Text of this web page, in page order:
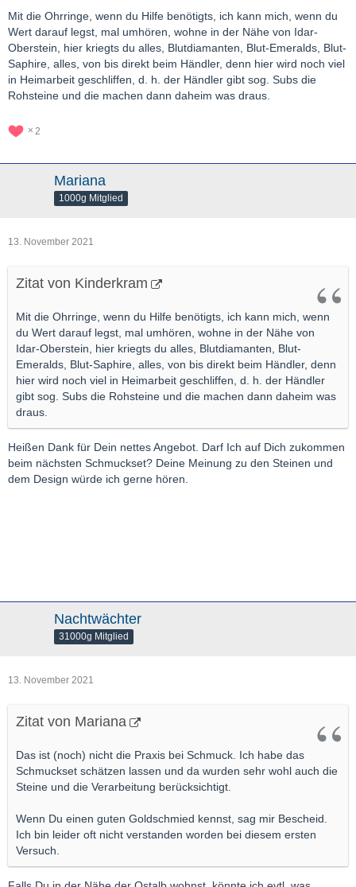
Mit die Ohrringe, wenn du Hilfe benötigts, ich kann mich, wenn du
Wert darauf legst, mal umhören, wohne in der Nähe von Idar-
Oberstein, hier kriegts du alles, Blutdiamanten, Blut-Emeralds, Blut-
Saphire, alles, von bis direkt beim Händler, denn hier wird noch viel
in Heimarbeit geschliffen, d. h. der Händler gibt sog. Subs die
Rohsteine und die machen dann daheim was draus.
2
Mariana
1000g Mitglied
13. November 2021
Zitat von Kinderkram
Mit die Ohrringe, wenn du Hilfe benötigts, ich kann mich, wenn
du Wert darauf legst, mal umhören, wohne in der Nähe von
Idar-Oberstein, hier kriegts du alles, Blutdiamanten, Blut-
Emeralds, Blut-Saphire, alles, von bis direkt beim Händler, denn
hier wird noch viel in Heimarbeit geschliffen, d. h. der Händler
gibt sog. Subs die Rohsteine und die machen dann daheim was
draus.
Heißen Dank für Dein nettes Angebot. Darf Ich auf Dich zukommen
beim nächsten Schmuckset? Deine Meinung zu den Steinen und
dem Design würde ich gerne hören.
Nachtwächter
31000g Mitglied
13. November 2021
Zitat von Mariana
Das ist (noch) nicht die Praxis bei Schmuck. Ich habe das
Schmuckset schätzen lassen und da wurden sehr wohl auch die
Steine und die Verarbeitung berücksichtigt.
Wenn Du einen guten Goldschmied kennst, sag mir Bescheid.
Ich bin leider oft nicht verstanden worden bei diesem ersten
Versuch.